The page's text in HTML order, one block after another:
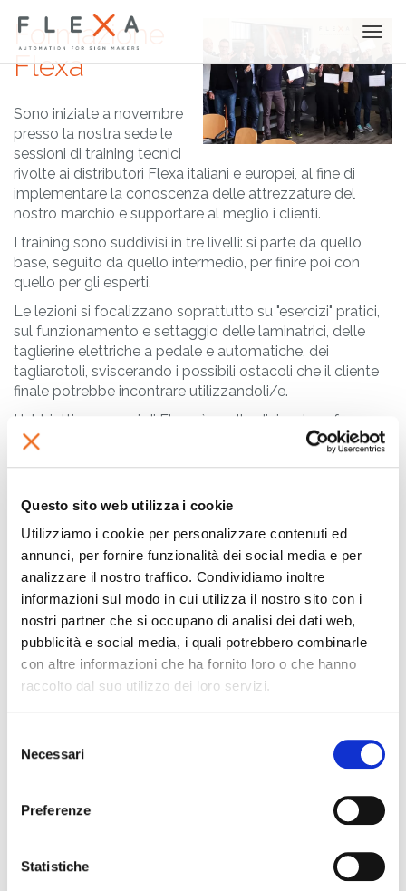
Questo sito web utilizza i cookie
Utilizziamo i cookie per personalizzare contenuti ed
annunci, per fornire funzionalità dei social media e per
analizzare il nostro traffico. Condividiamo inoltre
informazioni sul modo in cui utilizza il nostro sito con i
nostri partner che si occupano di analisi dei dati web,
pubblicità e social media, i quali potrebbero combinarle
con altre informazioni che ha fornito loro o che hanno
raccolto dal suo utilizzo dei loro servizi.
delNecessari
Preferenze
Statistiche
Formazione
Flexa
Sono iniziate a novembre
presso la nostra sede le
sessioni di training tecnici
rivolte ai distributori Flexa italiani e europei, al fine di
implementare la conoscenza delle attrezzature del
nostro marchio e supportare al meglio i clienti.
I training sono suddivisi in tre livelli: si parte da quello
base, seguito da quello intermedio, per finire poi con
quello per gli esperti.
Le lezioni si focalizzano soprattutto su "esercizi" pratici,
sul funzionamento e settaggio delle laminatrici, delle
taglierine elettriche a pedale e automatiche, dei
tagliarotoli, sviscerando i possibili ostacoli che il cliente
finale potrebbe incontrare utilizzandoli/e.
L'obbiettivo per noi di Flexa è quello di riuscire a formare
a più livelli i tecnici dei nostri rivenditori che danno
novembre alle sessioni dei corsi e continueremo anche
l'anno prossimo con la formazione dedicata!
Gallery